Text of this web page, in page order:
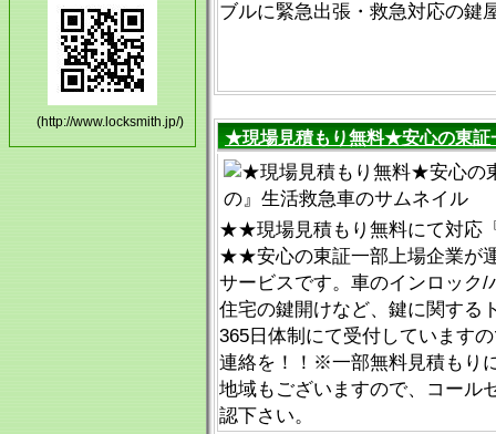
(http://www.locksmith.jp/)
ブルに緊急出張・救急対応の鍵
★現場見積もり無料★安心の東証
★★現場見積もり無料にて対応
★★安心の東証一部上場企業が
サービスです。車のインロック/
住宅の鍵開けなど、鍵に関する
365日体制にて受付しています
連絡を！！※一部無料見積もり
地域もございますので、コール
認下さい。